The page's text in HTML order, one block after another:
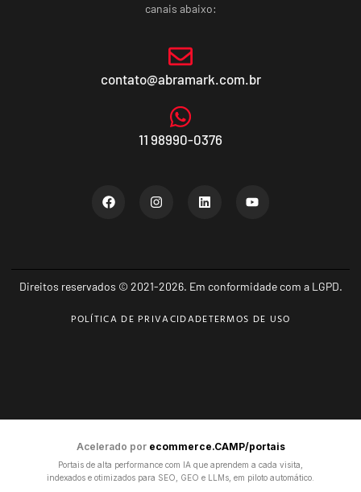
canais abaixo:
contato@abramark.com.br
11 98990-0376
Direitos reservados © 2021-2026. Em conformidade com a LGPD.
POLÍTICA DE PRIVACIDADETERMOS DE USO
Acelerado por ecommerce.CAMP/portais
Portais de alta performance com IA que aprendem a cada visita,
indexados e otimizados para SEO, GEO e LLMs, em piloto automático.